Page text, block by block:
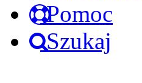
Pomoc
Szukaj